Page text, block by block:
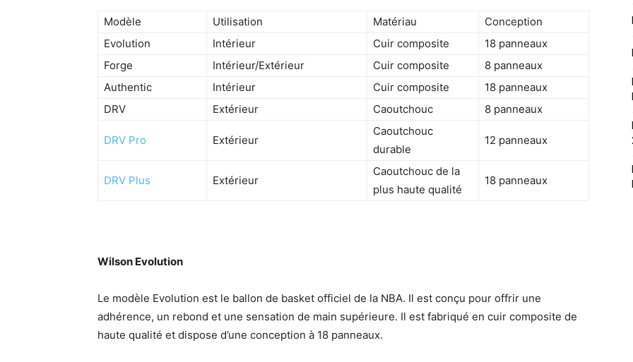
Modèle Utilisation Matériau
Conception
Evolution
Intérieur Cuir composite
18 panneaux
Forge
Intérieur/Extérieur Cuir composite
8 panneaux
Authentic
Intérieur Cuir composite
18 panneaux
DRV
Extérieur Caoutchouc 8 panneaux
DRV Pro Extérieur
Caoutchouc
durable
12 panneaux
DRV Plus Extérieur
Caoutchouc de la
plus haute qualité
18 panneaux
Wilson Evolution
Le modèle Evolution est le ballon de basket officiel de la NBA. Il est conçu pour offrir une
adhérence, un rebond et une sensation de main supérieure. Il est fabriqué en cuir composite de
haute qualité et dispose d’une conception à 18 panneaux.